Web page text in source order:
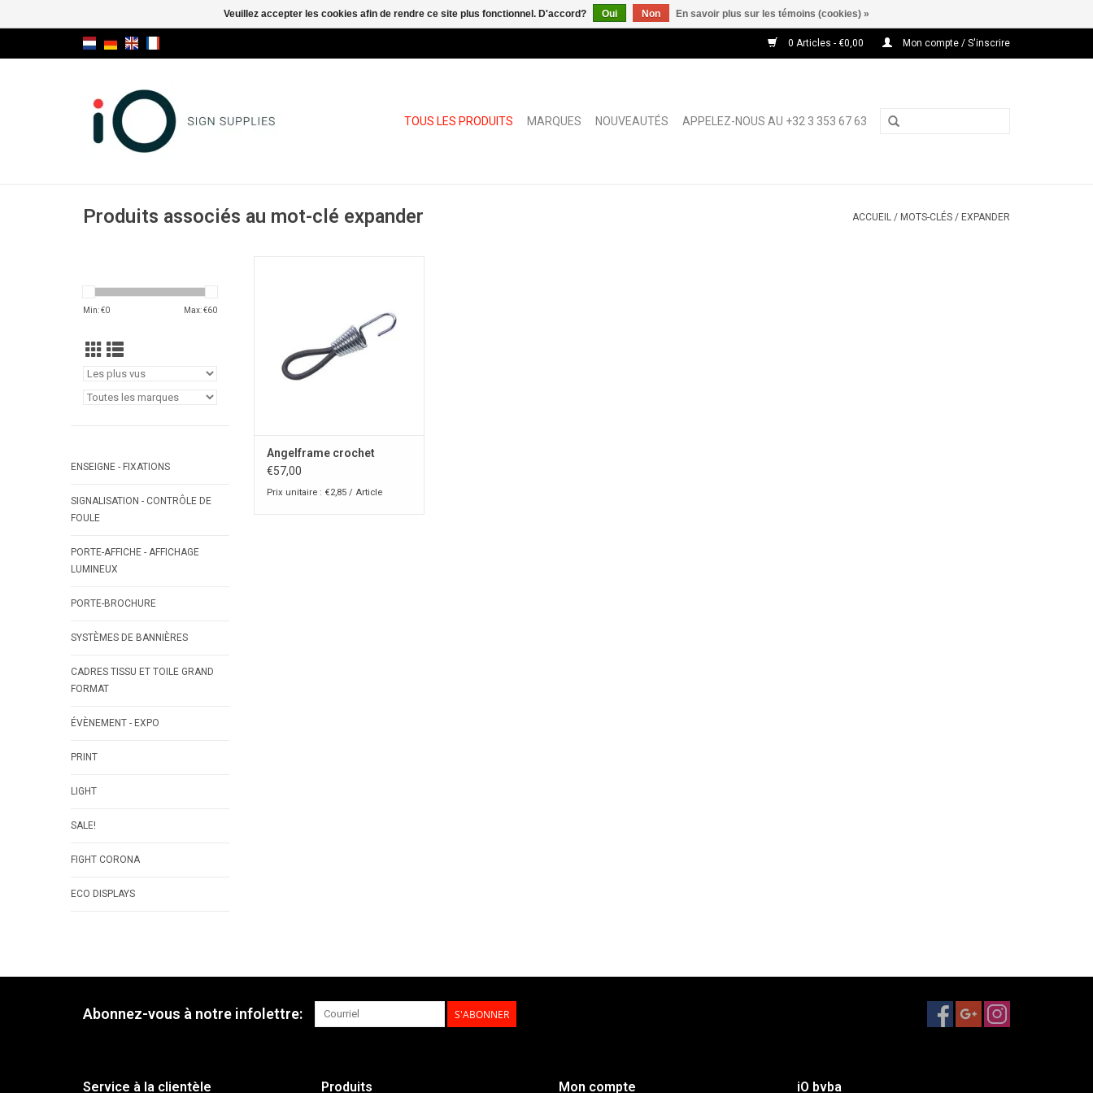
0 Articles - €0,00 Mon compte / S'inscrire
TOUS LES PRODUITS MARQUES NOUVEAUTÉS APPELEZ-NOUS AU +32 3 353 67 63
Produits associés au mot-clé expander ACCUEIL / MOTS-CLÉS / EXPANDER
Min: €0 Max: €60
ENSEIGNE - FIXATIONS
SIGNALISATION - CONTRÔLE DE
FOULE
PORTE-AFFICHE - AFFICHAGE
LUMINEUX
PORTE-BROCHURE
SYSTÈMES DE BANNIÈRES
CADRES TISSU ET TOILE GRAND
FORMAT
ÉVÈNEMENT - EXPO
PRINT
LIGHT
SALE!
FIGHT CORONA
ECO DISPLAYS
Angelframe crochet
€57,00
Prix unitaire : €2,85 / Article
Abonnez-vous à notre infolettre: S'ABONNER
Service à la clientèle Produits Mon compte iO bvba
Veuillez accepter les cookies afin de rendre ce site plus fonctionnel. D'accord? Oui Non En savoir plus sur les témoins (cookies) »